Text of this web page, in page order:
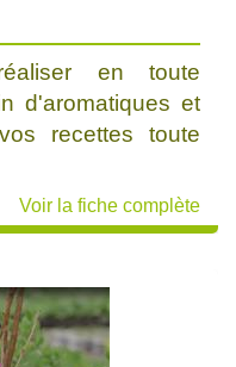
en toute
d'aromatiques et
recettes toute
Voir la fiche complète